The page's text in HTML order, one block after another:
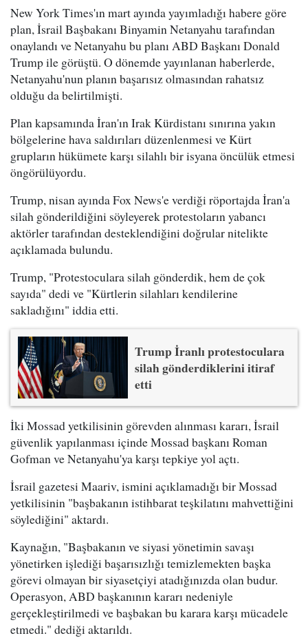
New York Times'ın mart ayında yayımladığı habere göre
plan, İsrail Başbakanı Binyamin Netanyahu tarafından
onaylandı ve Netanyahu bu planı ABD Başkanı Donald
Trump ile görüştü. O dönemde yayınlanan haberlerde,
Netanyahu'nun planın başarısız olmasından rahatsız
olduğu da belirtilmişti.
Plan kapsamında İran'ın Irak Kürdistanı sınırına yakın
bölgelerine hava saldırıları düzenlenmesi ve Kürt
grupların hükümete karşı silahlı bir isyana öncülük etmesi
öngörülüyordu.
Trump, nisan ayında Fox News'e verdiği röportajda İran'a
silah gönderildiğini söyleyerek protestoların yabancı
aktörler tarafından desteklendiğini doğrular nitelikte
açıklamada bulundu.
Trump, "Protestoculara silah gönderdik, hem de çok
sayıda" dedi ve "Kürtlerin silahları kendilerine
sakladığını" iddia etti.
Trump İranlı protestoculara
silah gönderdiklerini itiraf
etti
İki Mossad yetkilisinin görevden alınması kararı, İsrail
güvenlik yapılanması içinde Mossad başkanı Roman
Gofman ve Netanyahu'ya karşı tepkiye yol açtı.
İsrail gazetesi Maariv, ismini açıklamadığı bir Mossad
yetkilisinin "başbakanın istihbarat teşkilatını mahvettiğini
söylediğini" aktardı.
Kaynağın, "Başbakanın ve siyasi yönetimin savaşı
yönetirken işlediği başarısızlığı temizlemekten başka
görevi olmayan bir siyasetçiyi atadığınızda olan budur.
Operasyon, ABD başkanının kararı nedeniyle
gerçekleştirilmedi ve başbakan bu karara karşı mücadele
etmedi." dediği aktarıldı.